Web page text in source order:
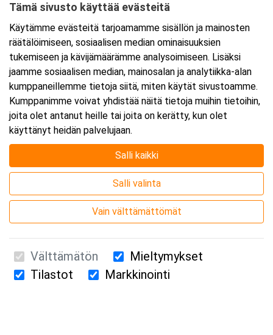
Tarkempi kartta ja ajo-ohjeet
Suomen Ensiapukoulutus Oy / Valimotie 21 / 00380 Helsinki
Tämä sivusto käyttää evästeitä
Käytämme evästeitä tarjoamamme sisällön ja mainosten
räätälöimiseen, sosiaalisen median ominaisuuksien
tukemiseen ja kävijämäärämme analysoimiseen. Lisäksi
jaamme sosiaalisen median, mainosalan ja analytiikka-alan
kumppaneillemme tietoja siitä, miten käytät sivustoamme.
Kumppanimme voivat yhdistää näitä tietoja muihin tietoihin,
joita olet antanut heille tai joita on kerätty, kun olet
käyttänyt heidän palvelujaan.
Salli kaikki
Salli valinta
Vain välttämättömät
Välttämätön
Mieltymykset
Tilastot
Markkinointi